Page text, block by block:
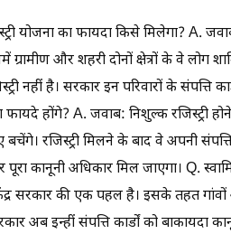
योजना का फायदा किसे मिलेगा? A.
ग्रामीण और शहरी दोनों क्षेत्रों के वे
नहीं है। सरकार इन परिवारों के संपत्ति
फायदे होंगे? A. जवाब: निशुल्क रजिस्ट्री
बचेंगे। रजिस्ट्री मिलने के बाद वे अपनी
कानूनी अधिकार मिल जाएगा। Q.
सरकार की एक पहल है। इसके तहत
अब इन्हीं संपत्ति कार्डों को बाकायदा